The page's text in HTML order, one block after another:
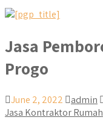
Jasa
Progo
June 2, 2022
admin
Jasa Kontraktor Rumah